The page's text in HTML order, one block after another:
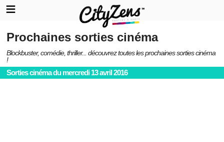
Prochaines sorties cinéma
Blockbuster, comédie, thriller... découvrez toutes les prochaines sorties cinéma
!
Sorties cinéma du mercredi 13 avril 2016